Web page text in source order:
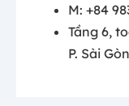
M: +84
Tầng 6,
P. Sài